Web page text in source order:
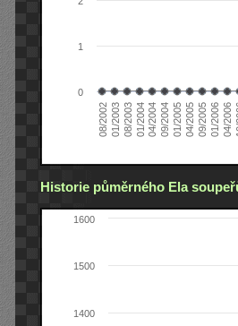
08/200201/200308/200301/200404/200409/200401/200504/200509/200501/200604/2006
0
1
Historie půměrného Ela
1400
1500
1600